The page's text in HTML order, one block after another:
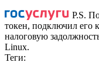
P.S.
токен, подключил его
налоговую
Linux.
Теги: